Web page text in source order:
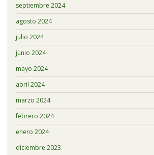
septiembre 2024
agosto 2024
julio 2024
junio 2024
mayo 2024
abril 2024
marzo 2024
febrero 2024
enero 2024
diciembre 2023